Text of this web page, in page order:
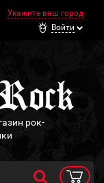
Укажите ваш город
Войти
рок-